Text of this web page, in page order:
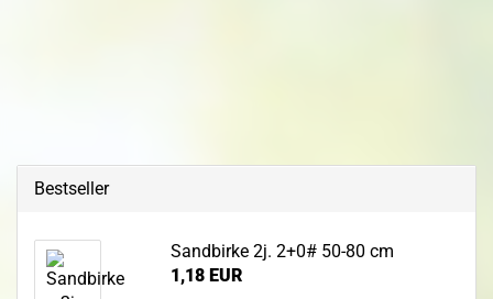
Bestseller
Sandbirke 2j. 2+0# 50-80 cm
1,18 EUR